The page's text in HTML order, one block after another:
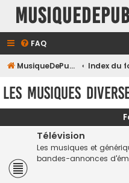
FAQ
MusiqueDePub.com Index du
Les Musiques
Télévision
Les musiques et
bandes-annonces